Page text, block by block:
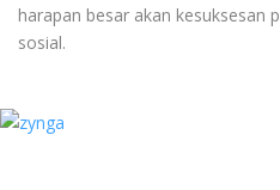
harapan besar akan kesuksesan
sosial.